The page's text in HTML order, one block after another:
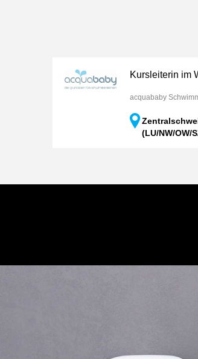
Kursleiterin im
acquababy
(LU/NW/OW/